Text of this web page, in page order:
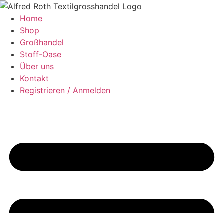
Zum
Inhalt
springen
Home
Shop
Großhandel
Stoff-Oase
Über uns
Kontakt
Registrieren / Anmelden